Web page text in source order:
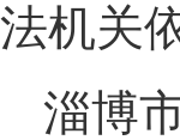
法机关
淄博